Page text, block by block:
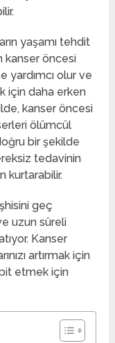
yaşamı tehdit
kanser öncesi
yardımcı olur ve
için daha erken
kanser öncesi
ölümcül
bir şekilde
tedavinin
kurtarabilir.
geç
uzun süreli
Kanser
artırmak için
etmek için